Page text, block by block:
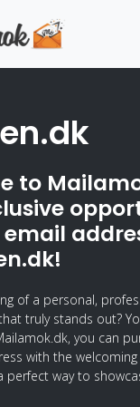
to
of a personal,
truly stands out?
you can
with the
perfect way to